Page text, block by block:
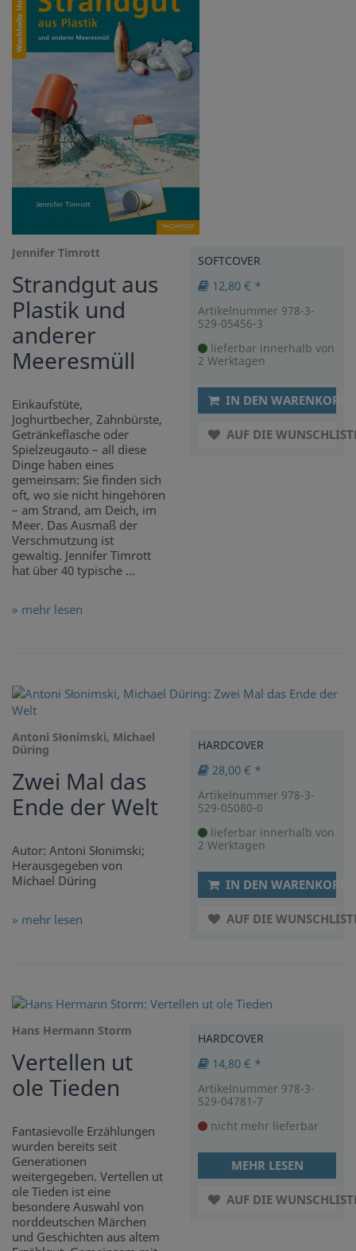
Jennifer Timrott
Strandgut aus
Plastik und
anderer
Meeresmüll
Einkaufstüte,
Joghurtbecher, Zahnbürste,
Getränkeflasche oder
Spielzeugauto – all diese
Dinge haben eines
gemeinsam: Sie finden sich
oft, wo sie nicht hingehören
– am Strand, am Deich, im
Meer. Das Ausmaß der
Verschmutzung ist
gewaltig. Jennifer Timrott
hat über 40 typische ...
» mehr lesen
SOFTCOVER
12,80 € *
Artikelnummer 978-3-
529-05456-3
lieferbar innerhalb von
2 Werktagen
IN DEN WARENKORB
AUF DIE
Antoni Słonimski, Michael
Düring
Zwei Mal das
Ende der Welt
Autor: Antoni Słonimski;
Herausgegeben von
Michael Düring
» mehr lesen
HARDCOVER
28,00 € *
Artikelnummer 978-3-
529-05080-0
lieferbar innerhalb von
2 Werktagen
IN DEN WARENKORB
AUF DIE
Hans Hermann Storm
Vertellen ut
ole Tieden
Fantasievolle Erzählungen
wurden bereits seit
Generationen
weitergegeben. Vertellen ut
ole Tieden ist eine
besondere Auswahl von
norddeutschen Märchen
und Geschichten aus altem
HARDCOVER
14,80 € *
Artikelnummer 978-3-
529-04781-7
nicht mehr lieferbar
MEHR LESEN
AUF DIE